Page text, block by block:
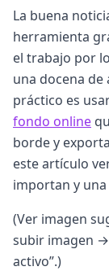
La buena
herramienta
el trabajo por
una docena
práctico es
fondo online
borde y
este artículo
importan y una
(Ver imagen
subir imagen
activo”.)